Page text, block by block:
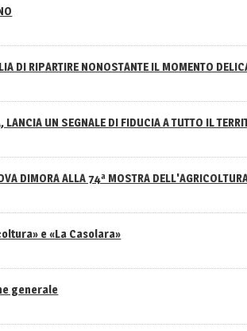
DI RIPARTIRE NONOSTANTE IL MOMENTO
UN SEGNALE DI FIDUCIA A TUTTO IL
DIMORA ALLA 74ª MOSTRA
e «La Casolara»
generale